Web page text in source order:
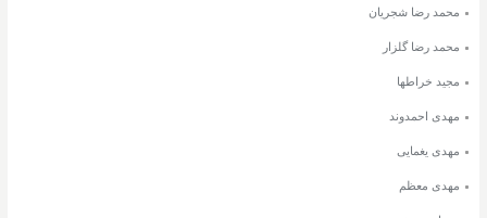
محمد رضا شجریان
محمد رضا گلزار
مجید خراطها
مهدی احمدوند
مهدی یغمایی
مهدی معظم